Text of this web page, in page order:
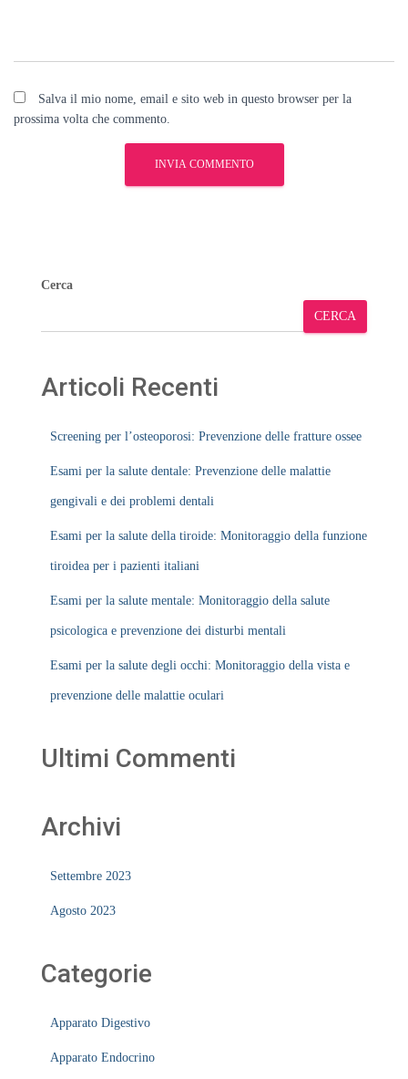
Salva il mio nome, email e sito web in questo browser per la
prossima volta che commento.
Cerca
CERCA
Articoli Recenti
Screening per l’osteoporosi: Prevenzione delle fratture ossee
Esami per la salute dentale: Prevenzione delle malattie
gengivali e dei problemi dentali
Esami per la salute della tiroide: Monitoraggio della funzione
tiroidea per i pazienti italiani
Esami per la salute mentale: Monitoraggio della salute
psicologica e prevenzione dei disturbi mentali
Esami per la salute degli occhi: Monitoraggio della vista e
prevenzione delle malattie oculari
Ultimi Commenti
Archivi
Settembre 2023
Agosto 2023
Categorie
Apparato Digestivo
Apparato Endocrino